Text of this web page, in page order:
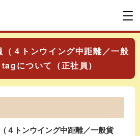
４トンウイング中距離／一般
について（正社員）
４トンウイング中距離／一般貨